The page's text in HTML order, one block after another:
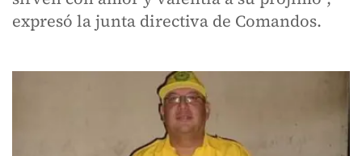
expresó la junta directiva de Comandos.